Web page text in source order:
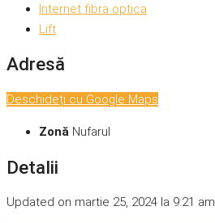
Internet fibra optica
Lift
Adresă
Deschideți cu Google Maps
Zonă Nufarul
Detalii
Updated on martie 25, 2024 la 9:21 am